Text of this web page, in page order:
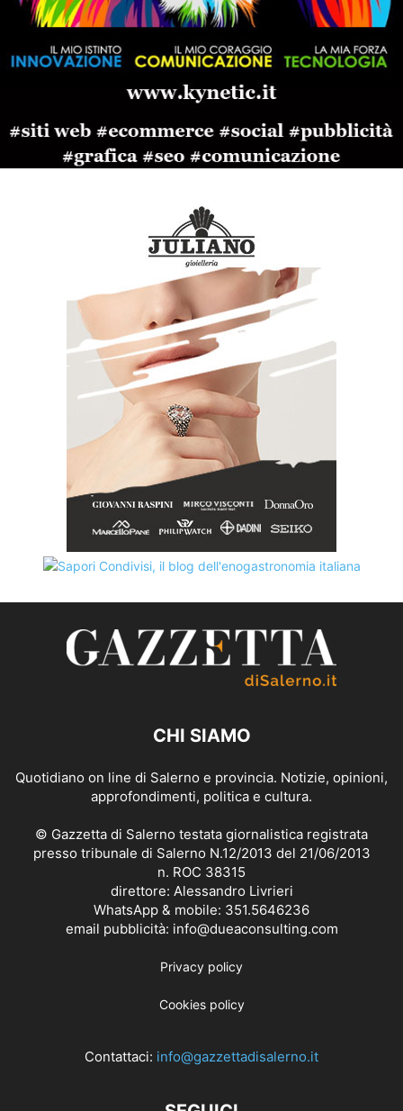
CHI SIAMO
Quotidiano on line di Salerno e provincia. Notizie, opinioni,
approfondimenti, politica e cultura.
© Gazzetta di Salerno testata giornalistica registrata
presso tribunale di Salerno N.12/2013 del 21/06/2013
n. ROC 38315
direttore: Alessandro Livrieri
WhatsApp & mobile: 351.5646236
email pubblicità: info@dueaconsulting.com
Privacy policy
Cookies policy
Contattaci: info@gazzettadisalerno.it